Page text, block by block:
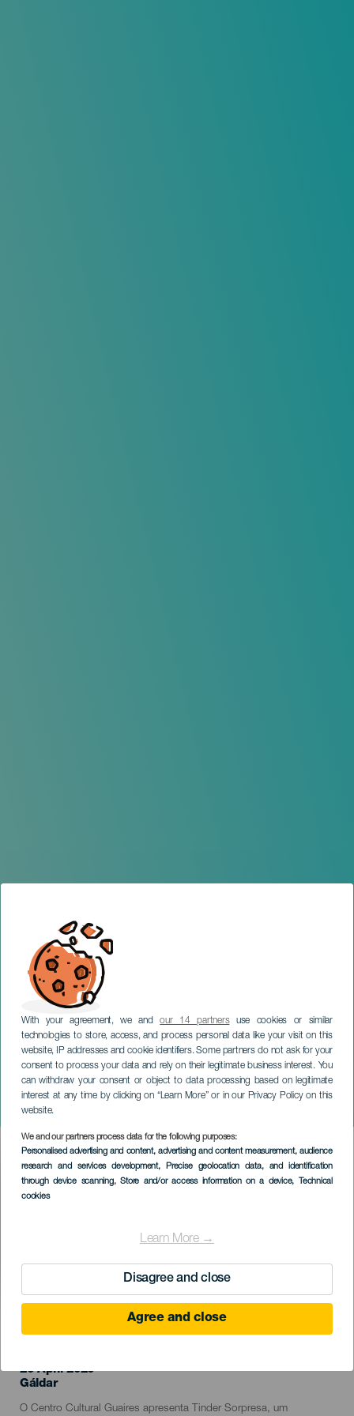
With your agreement, we andour 14 partnersuse cookies or similar
technologies to store, access, and process personal data like your visit on this
website, IP addresses and cookie identifiers. Some partners do not ask for your
consent to process your data and rely on their legitimate business interest. You
can withdraw your consent or object to data processing based on legitimate
interest at any time by clicking on “Learn More” or in our Privacy Policy on this
website.
We and our partners process data for the following purposes:
Personalised advertising and content, advertising and content measurement, audience
research and services development, Precise geolocation data, and identification
through device scanning, Store and/or access information on a device, Technical
cookies
Learn More →
Disagree and close
Agree and close
Andreu Casanova: Tinder
Sorpresa
GRÃ-CANÁRIA
Imagen
Listado
26 April 2026
Localidad
Gáldar
Descripción
O Centro Cultural Guaires apresenta Tinder Sorpresa, um